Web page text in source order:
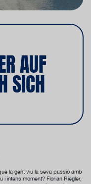
AUF
SICH
la gent viu la seva passió amb
intens moment? Florian Riegler,